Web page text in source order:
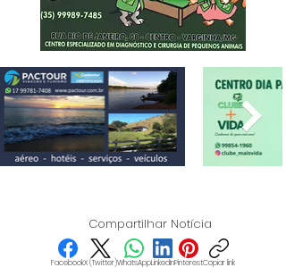
Compartilhar Notícia
FacebookX (Twitter)WhatsAppLinkedInPinterestCopiar link